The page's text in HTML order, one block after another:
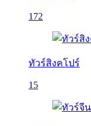
172
ทัวร์สิงคโปร์
15